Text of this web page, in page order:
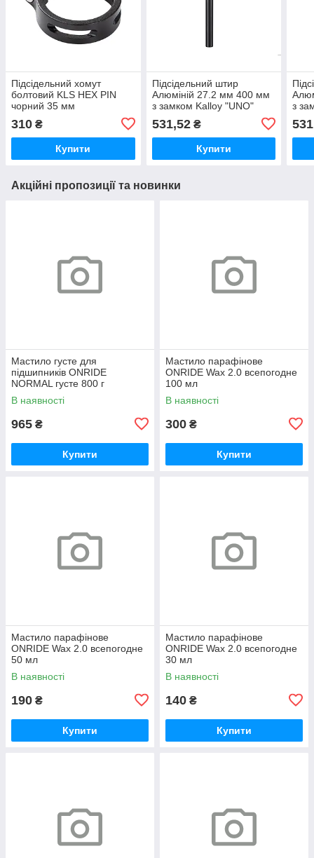
Підсідельний хомут
болтовий KLS HEX PIN
чорний 35 мм
310 ₴
Купити
Підсідельний штир
Алюмiнiй 27.2 мм 400 мм
з замком Kalloy "UNO"
531,52₴
Купити
з
Акційні пропозиції та новинки
Мастило густе для
підшипників ONRIDE
NORMAL густе 800 г
(металева банка)
В наявності
965 ₴
Купити
Мастило парафінове
ONRIDE Wax 2.0 всепогодне
100 мл
В наявності
300 ₴
Купити
Мастило парафінове
ONRIDE Wax 2.0 всепогодне
50 мл
В наявності
190 ₴
Купити
Мастило парафінове
ONRIDE Wax 2.0 всепогодне
30 мл
В наявності
140 ₴
Купити